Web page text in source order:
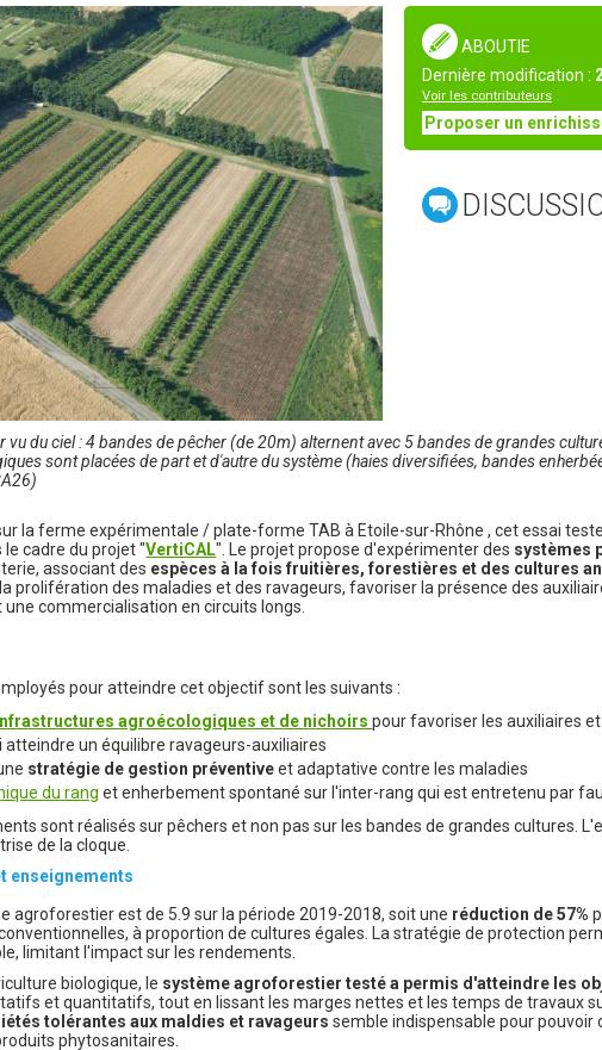
ABOUTIE
Dernière modification :
Voir les contributeurs
Proposer un
vu du ciel : 4 bandes de pêcher (de 20m) alternent avec 5 bandes de grandes
sont placées de part et d'autre du système (haies diversifiées, bandes
la ferme expérimentale / plate-forme TAB à Etoile-sur-Rhône , cet essai
le cadre du projet "VertiCAL". Le projet propose d'expérimenter des systèmes
associant des espèces à la fois fruitières, forestières et des cultures
prolifération des maladies et des ravageurs, favoriser la présence des
commercialisation en circuits longs.
pour atteindre cet objectif sont les suivants :
agroécologiques et de nichoirspour favoriser les auxiliaires
atteindre un équilibre ravageurs-auxiliaires
stratégie de gestion préventiveet adaptative contre les maladies
du rang et enherbement spontané sur l'inter-rang qui est entretenu par
sont réalisés sur pêchers et non pas sur les bandes de grandes cultures.
de la cloque.
enseignements
agroforestier est de 5.9 sur la période 2019-2018, soit une réduction de 57%
à proportion de cultures égales. La stratégie de protection
limitant l'impact sur les rendements.
biologique, le système agroforestier testé a permis d'atteindre les
et quantitatifs, tout en lissant les marges nettes et les temps de travaux
tolérantes aux maldies et ravageurs semble indispensable pour pouvoir
phytosanitaires.